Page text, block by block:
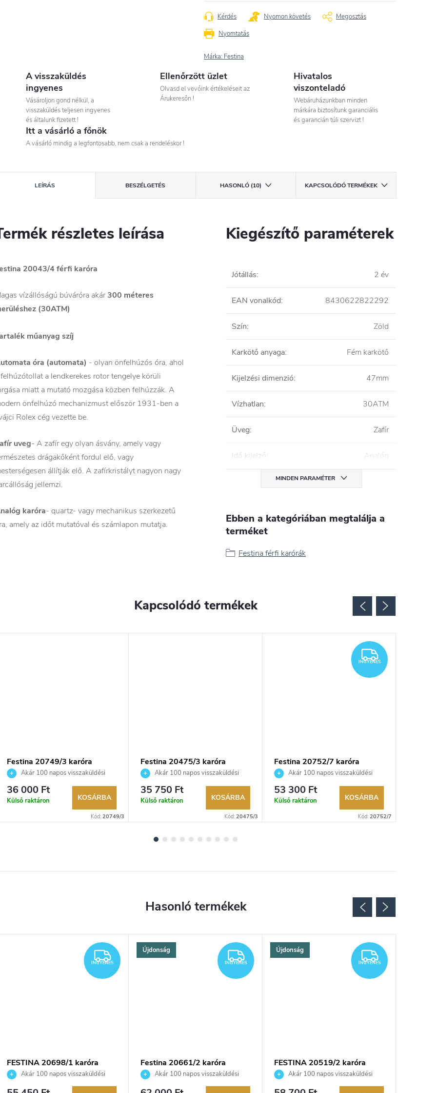
Nyomtatás
Kérdés Nyomon követés Megosztás
Márka: Festina
A visszaküldés
ingyenes
Vásároljon gond nélkül, a
visszaküldés teljesen ingyenes
és általunk fizetett !
Ellenőrzött üzlet
Olvasd el vevőink értékeléseit az
Árukeresőn !
Hivatalos
viszonteladó
Webáruházunkban minden
márkára biztosítunk garanciális
és garancián túli szervizt !
Itt a vásárló a főnök
A vásárló mindig a legfontosabb, nem csak a rendeléskor !
LEÍRÁS BESZÉLGETÉS HASONLÓ (10) KAPCSOLÓDÓ TERMÉKEK
részletes leírása
20043/4 férfi karóra
vízállóságú búváróra akár300 méteres
(30ATM)
műanyag szíj
óra (automata) - olyan önfelhúzós óra, ahol
a lendkerekes rotor tengelye körüli
miatt a mutató mozgása közben felhúzzák. A
önfelhúzó mechanizmust először 1931-ben a
Rolex cég vezette be.
uveg- A zafír egy olyan ásvány, amely vagy
drágakőként fordul elő, vagy
állítják elő. A zafírkristályt nagyon nagy
jellemzi.
karóra- quartz- vagy mechanikus szerkezetű
amely az időt mutatóval és számlapon mutatja.
Kiegészítő paraméterek
Jótállás: 2 év
EAN vonalkód: 8430622822292
Szín: Zöld
Karkötő anyaga: Fém karkötő
Kijelzési dimenzió: 47mm
Vízhatlan: 30ATM
Üveg: Zafír
Idő kijelző: Analóg
MINDEN PARAMÉTER
Ebben a kategóriában megtalálja a
terméket
Festina férfi karórák
Kapcsolódó termékek
Festina 20749/3 karóra
Akár 100 napos visszaküldési
lehetőség. Hivatalos márkakereskedő.
36 000 Ft
Külső raktáron KOSÁRBA
Kód: 20749/3
Festina 20475/3 karóra
Akár 100 napos visszaküldési
lehetőség. Hivatalos márkakereskedő.
35 750 Ft
Külső raktáron KOSÁRBA
Kód: 20475/3
INGYENES
INGYENES
Festina 20752/7 karóra
Akár 100 napos visszaküldési
lehetőség. Hivatalos márkakereskedő.
53 300 Ft
Külső raktáron KOSÁRBA
Kód: 20752/7
INGYENES
INGYENES
FESTINA 20698/1 karóra
Akár 100 napos visszaküldési
lehetőség. Hivatalos márkakereskedő.
Újdonság INGYENES
INGYENES
Festina 20661/2 karóra
Akár 100 napos visszaküldési
lehetőség. Hivatalos márkakereskedő.
Újdonság INGYENES
INGYENES
FESTINA 20519/2 karóra
Akár 100 napos visszaküldési
lehetőség. Hivatalos márkakereskedő.